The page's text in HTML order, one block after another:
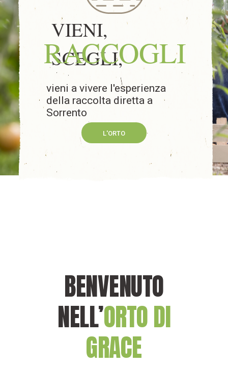
VIENI,
SCEGLI,
RACCOGLI
vieni a vivere l'esperienza
della raccolta diretta a
Sorrento
L'ORTO
BENVENUTO
NELL’ORTO DI
GRACE